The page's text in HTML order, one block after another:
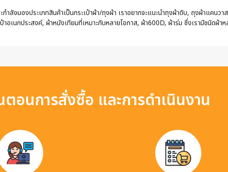
ลังมองประเภทสินค้าเป็นกระเป๋าผ้า/ถุงผ้า เราอยากจะแนะนำถุงผ้าดิบ, ถุงผ้าแคนว
าอเนกประสงค์, ผ้าหนังเทียมที่เหมาะกับหลายโอกาส, ผ้า600D, ผ้าร่ม ซึ่งเรามีชนิดผ้
อนการสั่งซื้อ และการดำเนินงาน